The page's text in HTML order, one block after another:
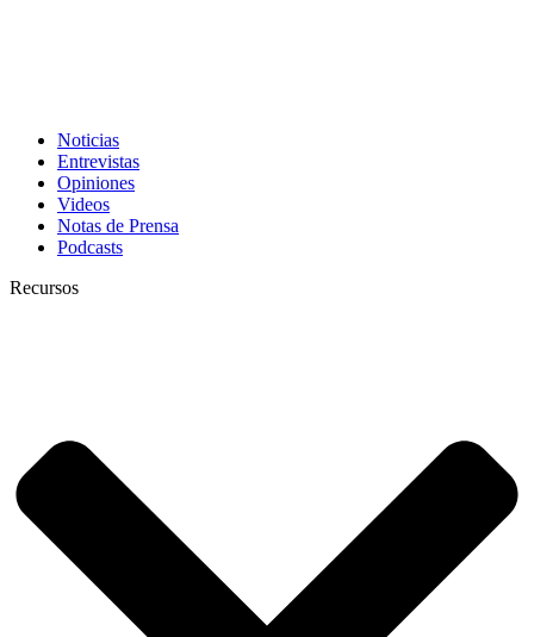
Noticias
Entrevistas
Opiniones
Videos
Notas de Prensa
Podcasts
Recursos